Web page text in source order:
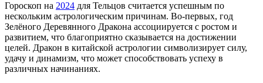
Гороскоп на 2024 для Тельцов считается успешным по
нескольким астрологическим причинам. Во-первых, год
Зелёного Деревянного Дракона ассоциируется с ростом и
развитием, что благоприятно сказывается на достижении
целей. Дракон в китайской астрологии символизирует силу,
удачу и динамизм, что может способствовать успеху в
различных начинаниях.